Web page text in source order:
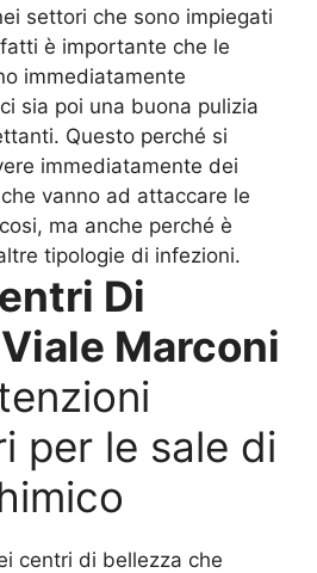
settori che sono impiegati
è importante che le
immediatamente
sia poi una buona pulizia
Questo perché si
immediatamente dei
vanno ad attaccare le
ma anche perché è
tipologie di infezioni.
Di
Marconi
per le sale di
centri di bellezza che